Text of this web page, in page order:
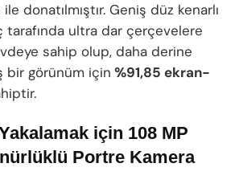
donatılmıştır. Geniş düz kenarlı
tarafında ultra dar çerçevelere
sahip olup, daha derine
bir görünüm için %91,85 ekran-
Yakalamak için 108 MP
Portre Kamera